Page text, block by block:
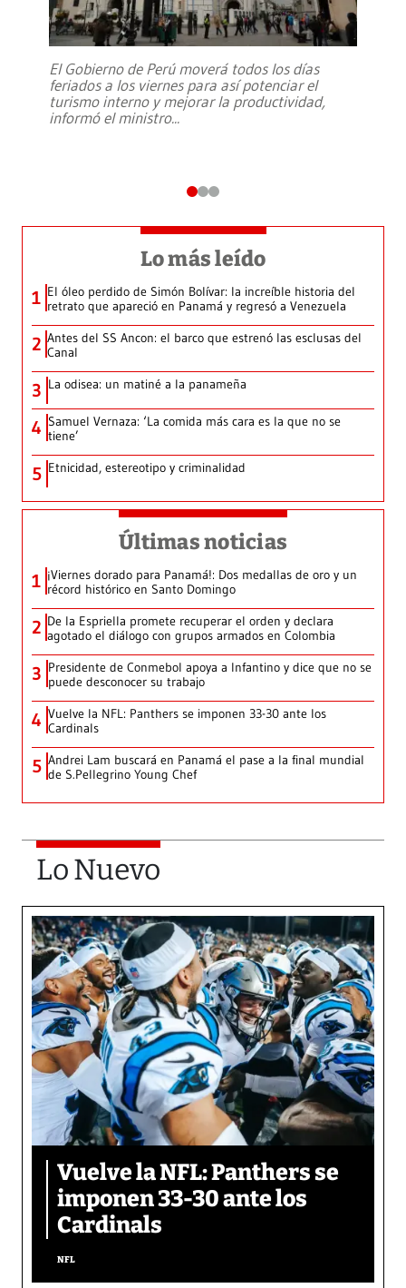
El Gobierno de Perú moverá todos los días
feriados a los viernes para así potenciar el
turismo interno y mejorar la productividad,
informó el ministro...
Lo más leído
1 El óleo perdido de Simón Bolívar: la increíble historia del
retrato que apareció en Panamá y regresó a Venezuela
2 Antes del SS Ancon: el barco que estrenó las esclusas del
Canal
3 La odisea: un matiné a la panameña
4 Samuel Vernaza: ‘La comida más cara es la que no se
tiene’
5 Etnicidad, estereotipo y criminalidad
Últimas noticias
1 ¡Viernes dorado para Panamá!: Dos medallas de oro y un
récord histórico en Santo Domingo
2 De la Espriella promete recuperar el orden y declara
agotado el diálogo con grupos armados en Colombia
3 Presidente de Conmebol apoya a Infantino y dice que no se
puede desconocer su trabajo
4 Vuelve la NFL: Panthers se imponen 33-30 ante los
Cardinals
5 Andrei Lam buscará en Panamá el pase a la final mundial
de S.Pellegrino Young Chef
Lo Nuevo
Vuelve la NFL: Panthers se
imponen 33-30 ante los
Cardinals
NFL